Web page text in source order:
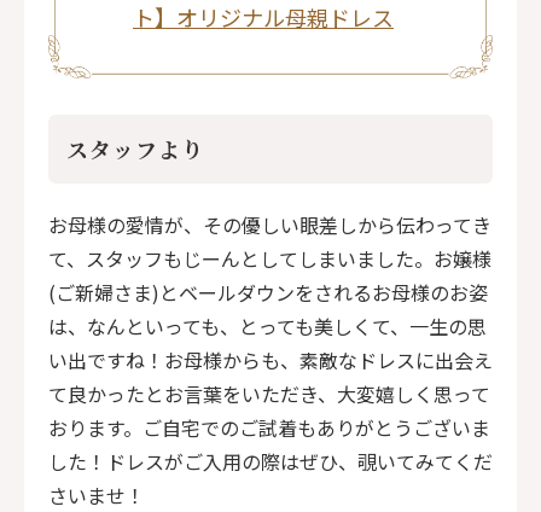
ト】オリジナル母親ドレス
スタッフより
お母様の愛情が、その優しい眼差しから伝わってき
て、スタッフもじーんとしてしまいました。お嬢様
(ご新婦さま)とベールダウンをされるお母様のお姿
は、なんといっても、とっても美しくて、一生の思
い出ですね！お母様からも、素敵なドレスに出会え
て良かったとお言葉をいただき、大変嬉しく思って
おります。ご自宅でのご試着もありがとうございま
した！ドレスがご入用の際はぜひ、覗いてみてくだ
さいませ ！